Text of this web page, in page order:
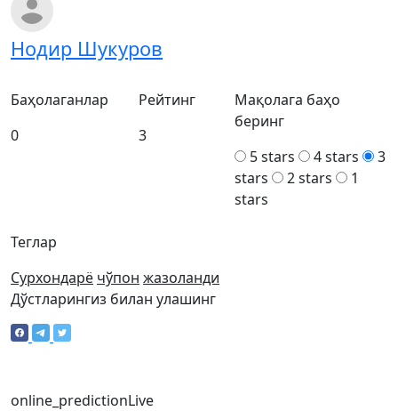
Нодир Шукуров
Теглар
Сурхондарё чўпон жазоланди
Баҳолаганлар
0
Рейтинг
3
Мақолага баҳо
беринг
5 stars
4 stars
3
stars
2 stars
1
stars
Дўстларингиз билан улашинг
online_predictionLive